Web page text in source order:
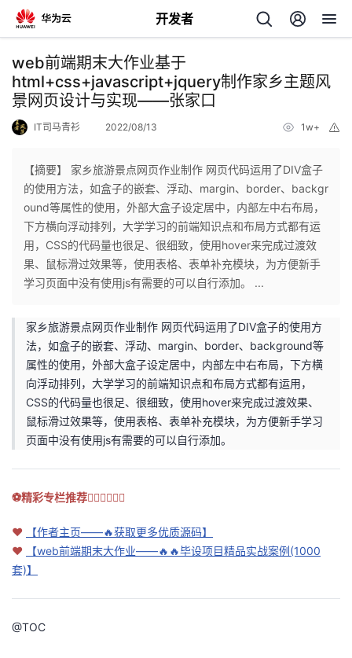
开发者
返
回
个
人
主
我
的
发
者
我
博
客
的
论
我
的
我
web前端期末大作业基于
html+css+javascript+jquery制作家乡主题风
景网页设计与实现——张家口
IT司马青衫 2022/08/13 1w+
【摘要】 家乡旅游景点网页作业制作 网页代码运用了DIV盒子
的使用方法，如盒子的嵌套、浮动、margin、border、backgr
ound等属性的使用，外部大盒子设定居中，内部左中右布局，
下方横向浮动排列，大学学习的前端知识点和布局方式都有运
用，CSS的代码量也很足、很细致，使用hover来完成过渡效
果、鼠标滑过效果等，使用表格、表单补充模块，为方便新手
学习页面中没有使用js有需要的可以自行添加。 ...
家乡旅游景点网页作业制作 网页代码运用了DIV盒子的使用方
法，如盒子的嵌套、浮动、margin、border、background等
属性的使用，外部大盒子设定居中，内部左中右布局，下方横
向浮动排列，大学学习的前端知识点和布局方式都有运用，
CSS的代码量也很足、很细致，使用hover来完成过渡效果、
鼠标滑过效果等，使用表格、表单补充模块，为方便新手学习
页面中没有使用js有需要的可以自行添加。
⚽精彩专栏推荐👇🏻👇🏻👇🏻
❤
【作者主页——🔥获取更多优质源码】
❤
【web前端期末大作业——🔥🔥毕设项目精品实战案例(1000
套)】
@TOC